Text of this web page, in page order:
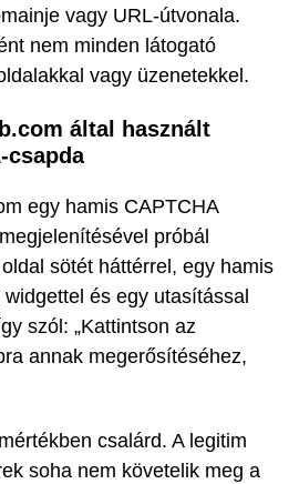
vagy URL-útvonala.
nem minden látogató
vagy üzenetekkel.
által használt
csapda
egy hamis CAPTCHA
próbál
sötét háttérrel, egy hamis
és egy utasítással
szól: „Kattintson az
annak megerősítéséhez,
csalárd. A legitim
soha nem követelik meg a